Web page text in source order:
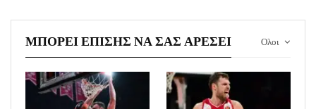
Ολοι
ΜΠΟΡΕΊ ΕΠΊΣΗΣ ΝΑ ΣΑΣ ΑΡΈΣΕΙ